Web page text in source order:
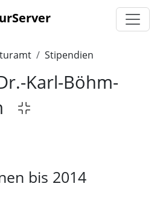
Stipendien
Karl-Böhm-
bis 2014